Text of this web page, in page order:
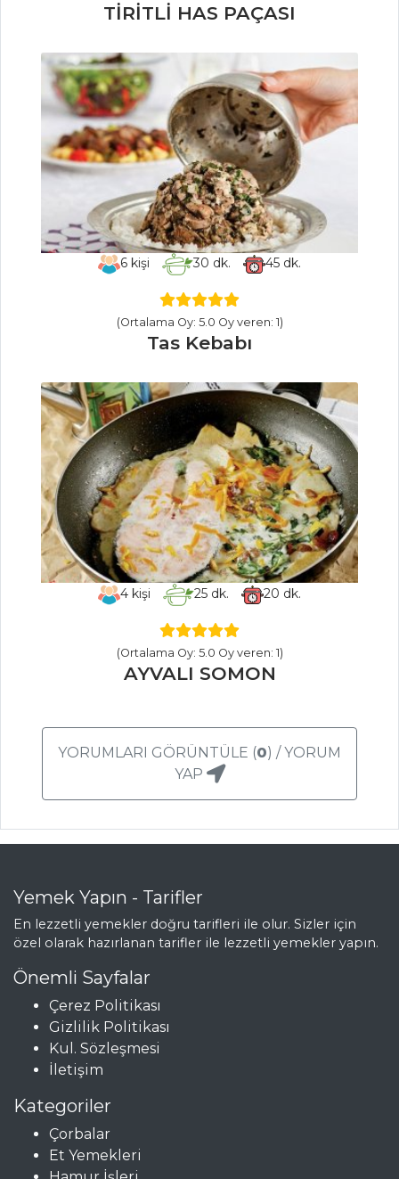
Dereotlu Patates
Kağıtta
Karemelize
Közlenmiş
Domates Ve Renkli
Biber Salatası
TAHIL SALATASI
Salatalar Tüm
Tarifleri
MASTERCHEF
Çok pratik evde
tarifi
En pratik pırasa
köftesi tarifi ve püf
noktaları...
Ustasından
lokma tatlısı tarifi
ve püf noktaları...
Masterchef Tüm
Tarifleri
BALIK
YEMEKLERI
Balığı
Salsa Verde Soslu
Balığı
Tüm Tarifleri
Paşa Mezesi
Şakşuka
Dereotlu Patates
Topu
Mezeler Tüm
Tarifleri
TİRİTLİ HAS PAÇASI
6 kişi 30 dk. 45dk.
(Ortalama Oy: 5.0 Oy veren: 1)
Tas Kebabı
4 kişi 25dk. 20 dk.
(Ortalama Oy: 5.0 Oy veren: 1)
AYVALI SOMON
YORUMLARI GÖRÜNTÜLE (0) / YORUM
YAP
Yemek Yapın - Tarifler
En lezzetli yemekler doğru tarifleri ile olur. Sizler için
özel olarak hazırlanan tarifler ile lezzetli yemekler yapın.
Önemli Sayfalar
Çerez Politikası
Gizlilik Politikası
Kul. Sözleşmesi
İletişim
Kategoriler
Çorbalar
Et Yemekleri